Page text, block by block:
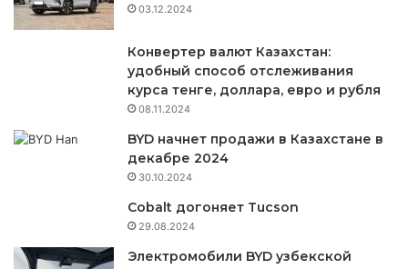
03.12.2024
Конвертер валют Казахстан:
удобный способ отслеживания
курса тенге, доллара, евро и рубля
08.11.2024
BYD начнет продажи в Казахстане в
декабре 2024
30.10.2024
Cobalt догоняет Tucson
29.08.2024
Электромобили BYD узбекской